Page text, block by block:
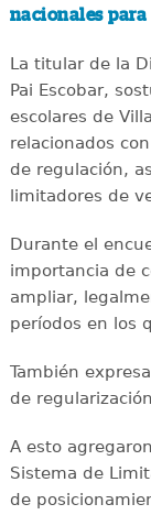
nacionales
La titular de la
Pai Escobar,
escolares de
relacionados
de regulación,
limitadores de
Durante el
importancia de
ampliar,
períodos en los
También
de
A esto
Sistema de
de